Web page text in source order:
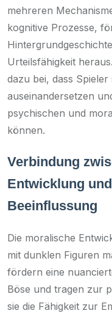
mehreren
kognitive Prozesse,
Urteilsfähigkeit
dazu bei, dass
auseinandersetzen
psychischen und
können.
Verbindung
Entwicklung
Beeinflussung
Die moralische
mit dunklen Figuren
fördern eine
Böse und tragen zur
sie die Fähigkeit zur